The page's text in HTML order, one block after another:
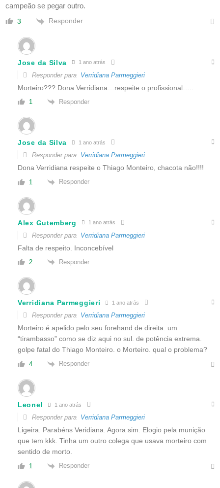
campeão se pegar outro.
3 Responder
Jose da Silva 1 ano atrás
Responder para Verridiana Parmeggieri
Morteiro??? Dona Verridiana…respeite o profissional…..
1 Responder
Jose da Silva 1 ano atrás
Responder para Verridiana Parmeggieri
Dona Verridiana respeite o Thiago Monteiro, chacota não!!!!
1 Responder
Alex Gutemberg 1 ano atrás
Responder para Verridiana Parmeggieri
Falta de respeito. Inconcebível
2 Responder
Verridiana Parmeggieri 1 ano atrás
Responder para Verridiana Parmeggieri
Morteiro é apelido pelo seu forehand de direita. um
“tirambasso” como se diz aqui no sul. de potência extrema.
golpe fatal do Thiago Monteiro. o Morteiro. qual o problema?
4 Responder
Leonel 1 ano atrás
Responder para Verridiana Parmeggieri
Ligeira. Parabéns Veridiana. Agora sim. Elogio pela munição
que tem kkk. Tinha um outro colega que usava morteiro com
sentido de morto.
1 Responder